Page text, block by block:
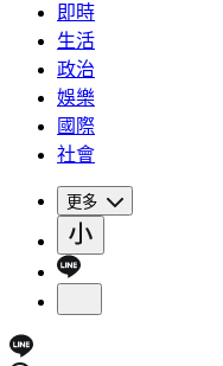
即時
生活
政治
娛樂
國際
社會
更多